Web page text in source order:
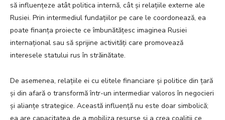
să influențeze atât politica internă, cât și relațiile externe ale
Rusiei. Prin intermediul fundațiilor pe care le coordonează, ea
poate finanța proiecte ce îmbunătățesc imaginea Rusiei
internațional sau să sprijine activități care promovează
interesele statului rus în străinătate.
De asemenea, relațiile ei cu elitele financiare și politice din țară
și din afară o transformă într-un intermediar valoros în negocieri
și alianțe strategice. Această influență nu este doar simbolică;